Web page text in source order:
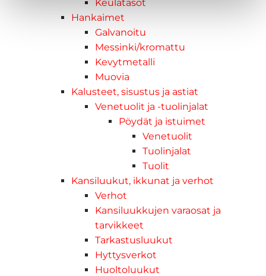
Keulatasot
Hankaimet
Galvanoitu
Messinki/kromattu
Kevytmetalli
Muovia
Kalusteet, sisustus ja astiat
Venetuolit ja -tuolinjalat
Pöydät ja istuimet
Venetuolit
Tuolinjalat
Tuolit
Kansiluukut, ikkunat ja verhot
Verhot
Kansiluukkujen varaosat ja
tarvikkeet
Tarkastusluukut
Hyttysverkot
Huoltoluukut